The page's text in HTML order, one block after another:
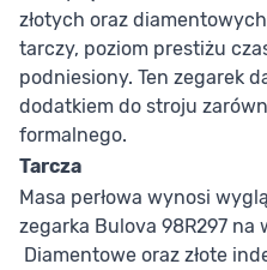
złotych oraz
tarczy, poziom prestiżu
podniesiony. Ten zegarek
dodatkiem do stroju
formalnego.
Tarcza
Masa perłowa wynosi
zegarka Bulova 98R297 na
Diamentowe oraz złote